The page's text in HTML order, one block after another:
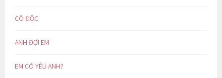
CÔ ĐỘC
ANH ĐỢI EM
EM CÓ YÊU ANH?